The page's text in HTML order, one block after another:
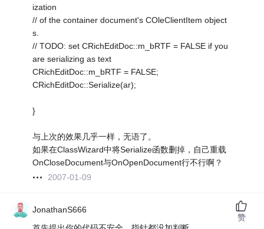
ization
// of the container document's COleClientItem object
s.
// TODO: set CRichEditDoc::m_bRTF = FALSE if you
are serializing as text
CRichEditDoc::m_bRTF = FALSE;
CRichEditDoc::Serialize(ar);
}
与上次的效果几乎一样，无语了。
如果在ClassWizard中将Serialize函数删掉，自己重载
OnCloseDocument与OnOpenDocument行不行啊？
2007-01-09
JonathanS666
赞